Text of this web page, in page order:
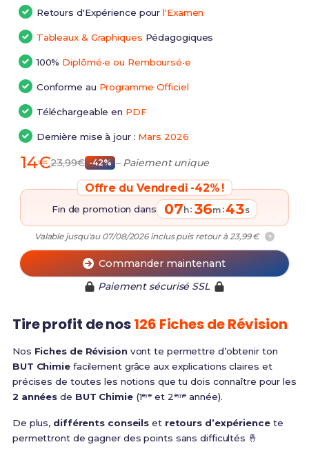
Retours d'Expérience pourl'Examen
Tableaux & Graphiques Pédagogiques
100% Diplômé•e ou Remboursé•e
Conforme au Programme Officiel
Téléchargeable en PDF
Dernière mise à jour : Mars 2026
14€23,99€ -42% – Paiement unique
Offre du Vendredi -42% !
Fin de promotion dans 07 h: 36m :43s
Valable jusqu'au 07/08/2026 inclus puis retour à 23,99 € ?
Commander maintenant
Paiement sécurisé SSL
Tire profit de nos126 Fiches de Révision
Nos Fiches de Révisionvont te permettre d’obtenir ton
BUT Chimiefacilement grâce aux explications claires et
précises de toutes les notions que tu dois connaître pour les
2 années de BUT Chimie(1ᵉʳᵉ et 2ᵉᵐᵉ année).
De plus, différents conseils et retours d’expériencete
permettront de gagner des points sans difficultés 🤞